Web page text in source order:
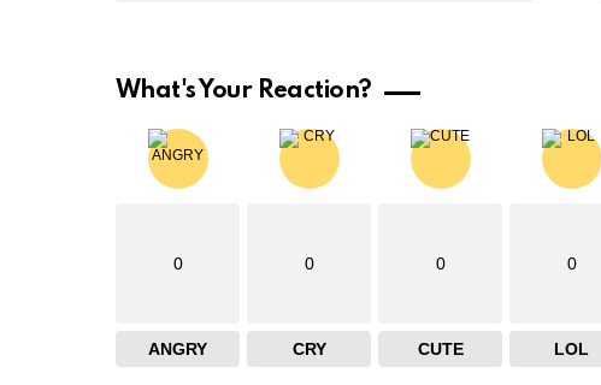
What's Your Reaction?
0
ANGRY
0
CRY
0
CUTE
0
LOL